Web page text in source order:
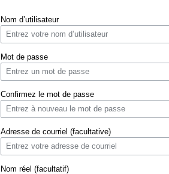
à
navigation
à
recherche
Nom d’utilisateur
Mot de passe
Confirmez le mot de passe
Adresse de courriel (facultative)
Nom réel (facultatif)